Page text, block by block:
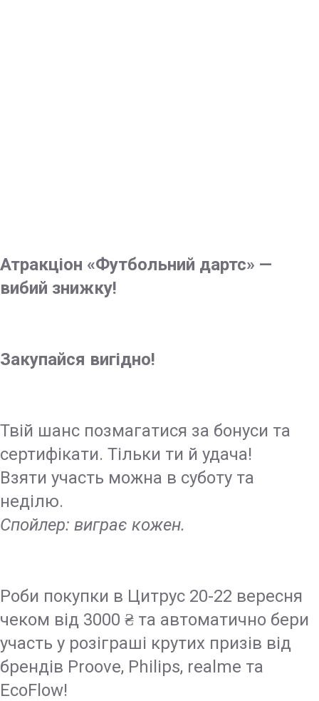
Атракціон «Футбольний дартс» —
вибий знижку!
Закупайся вигідно!
Твій шанс позмагатися за бонуси та
сертифікати. Тільки ти й удача!
Взяти участь можна в суботу та
неділю.
Спойлер: виграє кожен.
Роби покупки в Цитрус 20-22 вересня
чеком від 3000 ₴ та автоматично бери
участь у розіграші крутих призів від
брендів Proove, Philips, realme та
EcoFlow!